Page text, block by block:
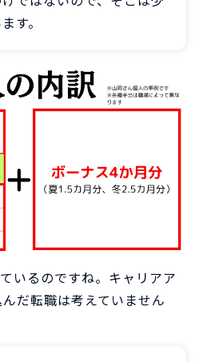
す。
いるのですね。キャリアア
だ転職は考えていません